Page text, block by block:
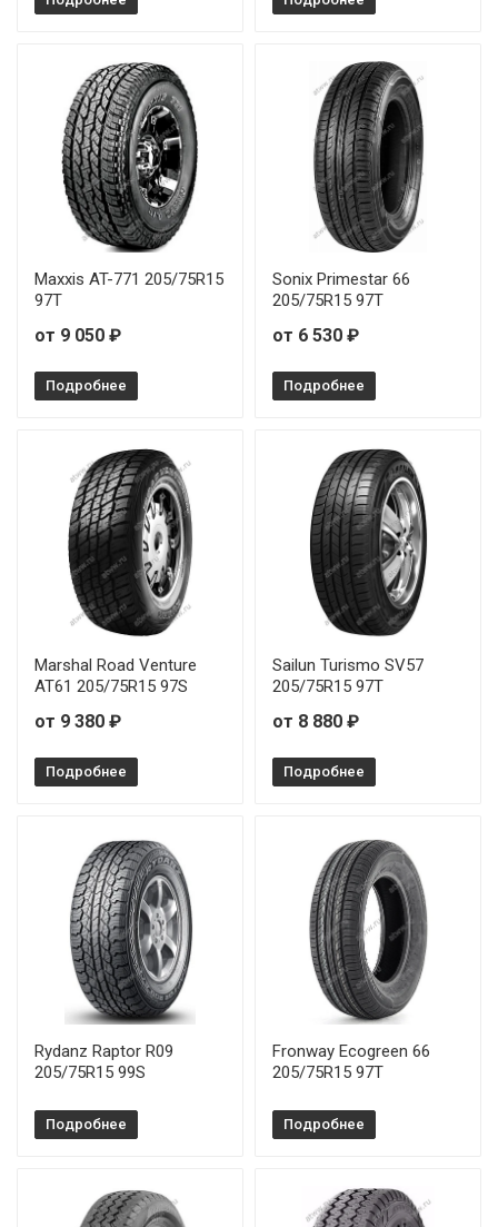
Ilink L-Grip66 205/65R15 94V
Ilink L-Grip66 205/65R16 95H
Ilink L-Grip66 205/70R14 95H
Ilink L-Grip66 205/70R15 96H
Ilink L-Grip66 215/60R16 99H
Ilink L-Grip66 225/55R16 95V
Ilink L-Grip66 225/55R17 101H
Ilink L-Grip66 225/60R17 99H
Ilink L-Grip66 225/65R17 102H
Ilink L-Grip66 235/60R16 100H
Maxxis AT-771 205/75R15
97T
от 9 050 ₽
Подробнее
Sonix Primestar 66
205/75R15 97T
от 6 530 ₽
Подробнее
Marshal Road Venture
AT61 205/75R15 97S
от 9 380 ₽
Подробнее
Sailun Turismo SV57
205/75R15 97T
от 8 880 ₽
Подробнее
Rydanz Raptor R09
205/75R15 99S
Подробнее
Fronway Ecogreen 66
205/75R15 97T
Подробнее